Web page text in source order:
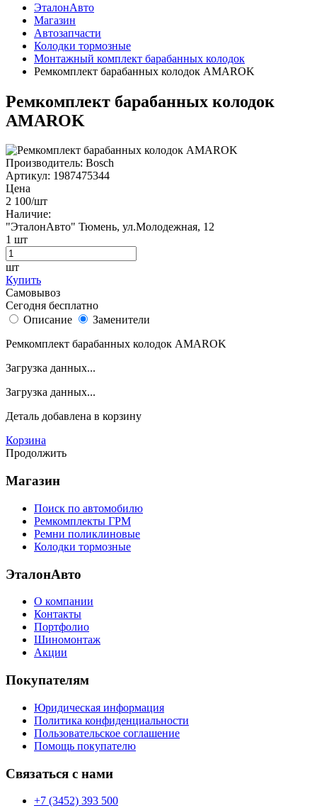
ЭталонАвто
Магазин
Автозапчасти
Колодки тормозные
Монтажный комплект барабанных колодок
Ремкомплект барабанных колодок AMAROK
Ремкомплект барабанных колодок
AMAROK
Производитель: Bosch
Артикул: 1987475344
Цена
2 100/шт
Наличие:
"ЭталонАвто" Тюмень, ул.Молодежная, 12
1 шт
шт
Купить
Самовывоз
Сегодня бесплатно
Описание
Заменители
Ремкомплект барабанных колодок AMAROK
Загрузка данных...
Загрузка данных...
Деталь добавлена в корзину
Корзина
Продолжить
Магазин
Поиск по автомобилю
Ремкомплекты ГРМ
Ремни поликлиновые
Колодки тормозные
ЭталонАвто
О компании
Контакты
Портфолио
Шиномонтаж
Акции
Покупателям
Юридическая информация
Политика конфиденциальности
Пользовательское соглашение
Помощь покупателю
Связаться с нами
+7 (3452) 393 500